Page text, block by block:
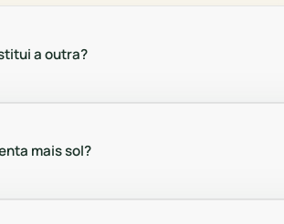
a outra?
mais sol?